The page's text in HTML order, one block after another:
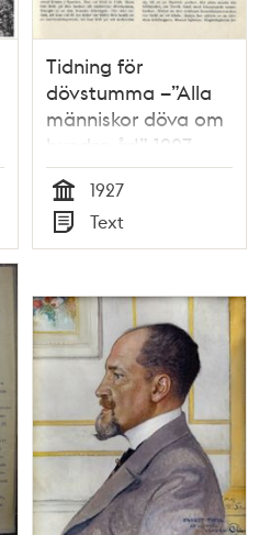
Tidning för
dövstumma –”Alla
människor döva om
hundra år!” 1927
Tid
1927
Typ
Text